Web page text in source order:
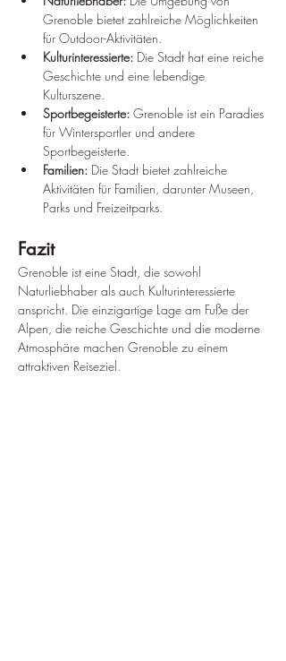
Grenoble bietet zahlreiche Möglichkeiten
für Outdoor-Aktivitäten.
Kulturinteressierte: Die Stadt hat eine reiche
Geschichte und eine lebendige
Kulturszene.
Sportbegeisterte: Grenoble ist ein Paradies
für Wintersportler und andere
Sportbegeisterte.
Familien: Die Stadt bietet zahlreiche
Aktivitäten für Familien, darunter Museen,
Parks und Freizeitparks.
Fazit
Grenoble ist eine Stadt, die sowohl
Naturliebhaber als auch Kulturinteressierte
anspricht. Die einzigartige Lage am Fuße der
Alpen, die reiche Geschichte und die moderne
Atmosphäre machen Grenoble zu einem
attraktiven Reiseziel.